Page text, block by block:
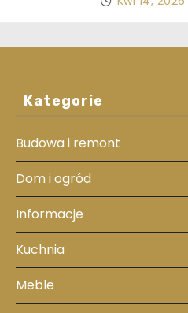
Kategorie
Budowa i remont
Dom i ogród
Informacje
Kuchnia
Meble